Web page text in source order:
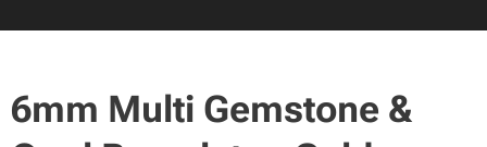
6mm Multi Gemstone &